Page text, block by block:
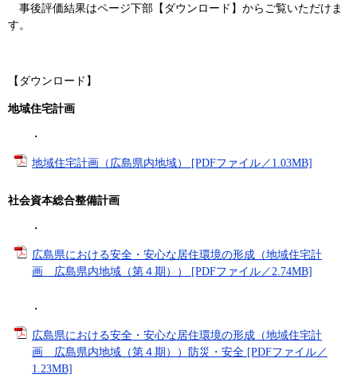
事後評価結果はページ下部【ダウンロード】からご覧いただけま
す。
【ダウンロード】
地域住宅計画
・
地域住宅計画（広島県内地域） [PDFファイル／1.03MB]
社会資本総合整備計画
・
広島県における安全・安心な居住環境の形成（地域住宅計
画 広島県内地域（第４期）） [PDFファイル／2.74MB]
・
広島県における安全・安心な居住環境の形成（地域住宅計
画 広島県内地域（第４期））防災・安全 [PDFファイル／
1.23MB]